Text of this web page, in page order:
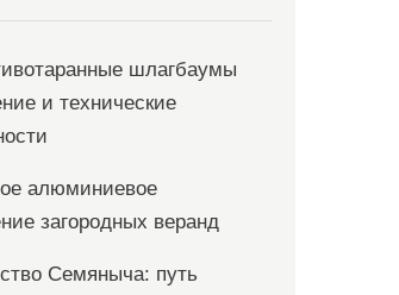
шлагбаумы
и технические
алюминиевое
загородных веранд
Семяныча: путь